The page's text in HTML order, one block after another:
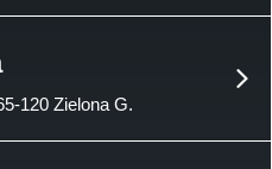
120 Zielona G.